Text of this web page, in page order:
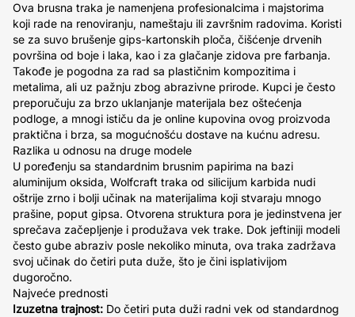
Ova brusna traka je namenjena profesionalcima i majstorima
koji rade na renoviranju, nameštaju ili završnim radovima. Koristi
se za suvo brušenje gips-kartonskih ploča, čišćenje drvenih
površina od boje i laka, kao i za glačanje zidova pre farbanja.
Takođe je pogodna za rad sa plastičnim kompozitima i
metalima, ali uz pažnju zbog abrazivne prirode. Kupci je često
preporučuju za brzo uklanjanje materijala bez oštećenja
podloge, a mnogi ističu da je online kupovina ovog proizvoda
praktična i brza, sa mogućnošću dostave na kućnu adresu.
Razlika u odnosu na druge modele
U poređenju sa standardnim brusnim papirima na bazi
aluminijum oksida, Wolfcraft traka od silicijum karbida nudi
oštrije zrno i bolji učinak na materijalima koji stvaraju mnogo
prašine, poput gipsa. Otvorena struktura pora je jedinstvena jer
sprečava začepljenje i produžava vek trake. Dok jeftiniji modeli
često gube abraziv posle nekoliko minuta, ova traka zadržava
svoj učinak do četiri puta duže, što je čini isplativijom
dugoročno.
Najveće prednosti
Izuzetna trajnost: Do četiri puta duži radni vek od standardnog